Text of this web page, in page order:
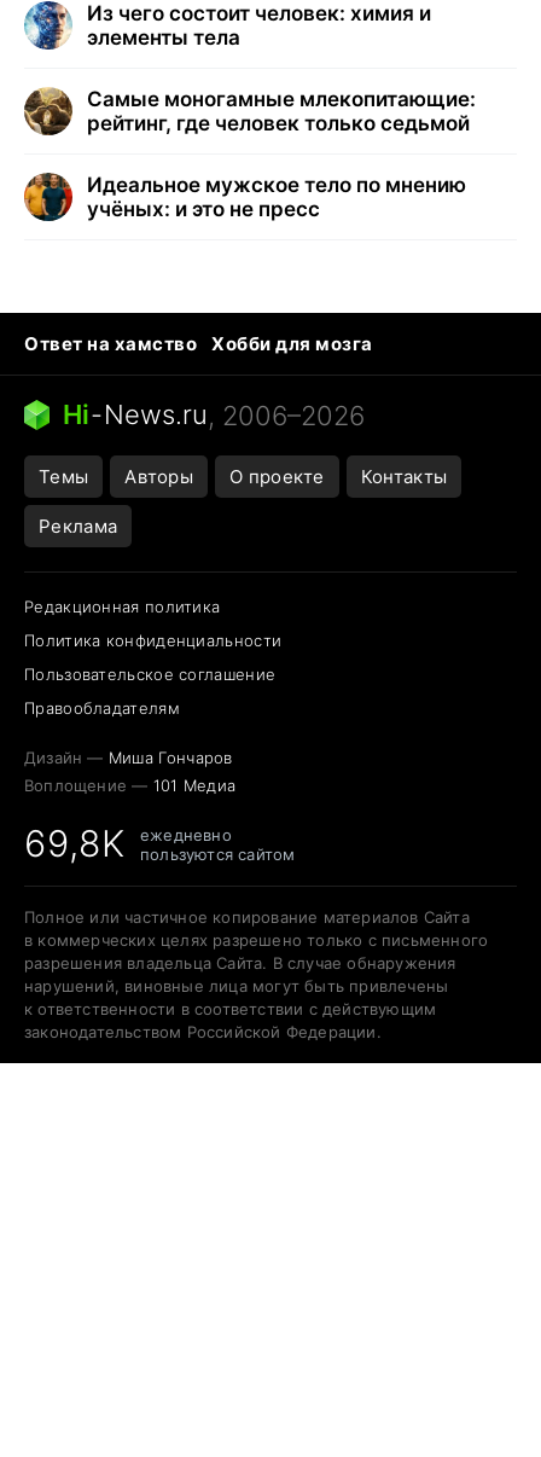
Из чего состоит человек: химия и
элементы тела
Самые моногамные млекопитающие:
рейтинг, где человек только седьмой
Идеальное мужское тело по мнению
учёных: и это не пресс
Ответ на хамство
Хобби для мозга
Бензин 100 и 95
Тунцы в океанариуме
Следующая пандемия
Hi-News.ru, 2006–2026
Темы Авторы О проекте Контакты
Реклама
Редакционная политика
Политика конфиденциальности
Пользовательское соглашение
Правообладателям
Дизайн — Миша Гончаров
Воплощение — 101 Медиа
69,8K
ежедневно
пользуются сайтом
Полное или частичное копирование материалов Сайта
в коммерческих целях разрешено только с письменного
разрешения владельца Сайта. В случае обнаружения
нарушений, виновные лица могут быть привлечены
к ответственности в соответствии с действующим
законодательством Российской Федерации.